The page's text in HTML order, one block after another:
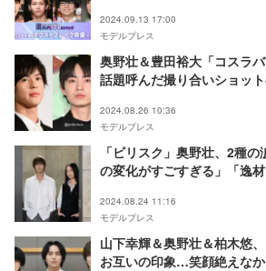
2024.09.13 17:00
モデルプレス
奥野壮＆豊田裕大「コスラバ
話題呼んだ撮り合いショッ
2024.08.26 10:36
モデルプレス
「ビリスク」奥野壮、2種
の変化がすごすぎる」「逸材
2024.08.24 11:16
モデルプレス
山下幸輝＆奥野壮＆柏木悠
お互いの印象…笑顔絶えな